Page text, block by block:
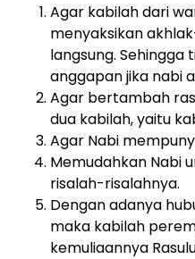
Agar kabilah dari
menyaksikan
langsung. Sehingga
anggapan jika nabi
Agar bertambah
dua kabilah, yaitu
Agar Nabi
Memudahkan Nabi
risalah-risalahnya.
Dengan adanya
maka kabilah
kemuliaannya